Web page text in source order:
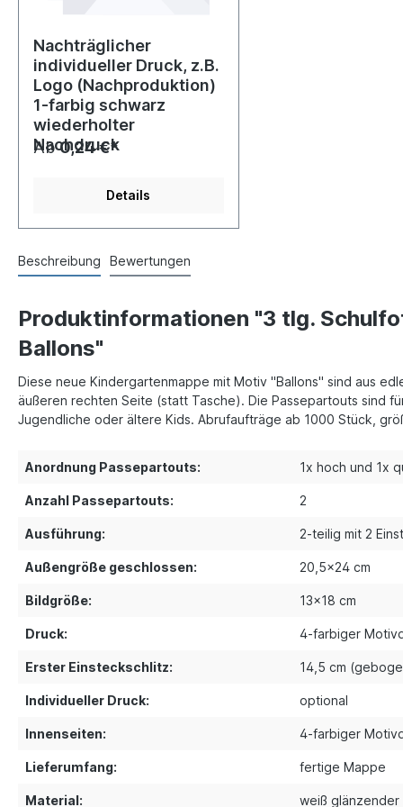
Nachträglicher
individueller Druck, z.B.
Logo (Nachproduktion)
1-farbig schwarz
wiederholter
Nachdruck
Ab0,24 €*
Details
Beschreibung Bewertungen
Produktinformationen "3 tlg.
Ballons"
Diese neue Kindergartenmappe mit Motiv "Ballons" sind aus
äußeren rechten Seite (statt Tasche). Die Passepartouts sind
Jugendliche oder ältere Kids. Abrufaufträge ab 1000 Stück,
Anordnung Passepartouts: 1x hoch und 1x
Anzahl Passepartouts: 2
Ausführung: 2-teilig mit 2
Außengröße geschlossen: 20,5x24 cm
Bildgröße: 13x18 cm
Druck: 4-farbiger
Erster Einsteckschlitz: 14,5 cm
Individueller Druck: optional
Innenseiten: 4-farbiger
Lieferumfang: fertige Mappe
Material: weiß glänzender